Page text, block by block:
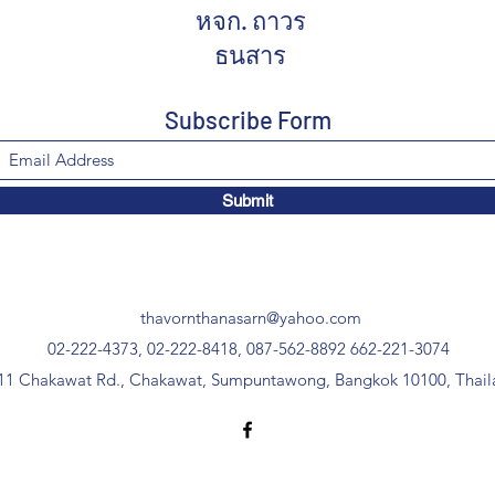
หจก. ถาวร
ธนสาร
Subscribe Form
Submit
thavornthanasarn@yahoo.com
02-222-4373, 02-222-8418, 087-562-8892 662-221-3074
Chakawat Rd., Chakawat, Sumpuntawong, Bangkok 10100,